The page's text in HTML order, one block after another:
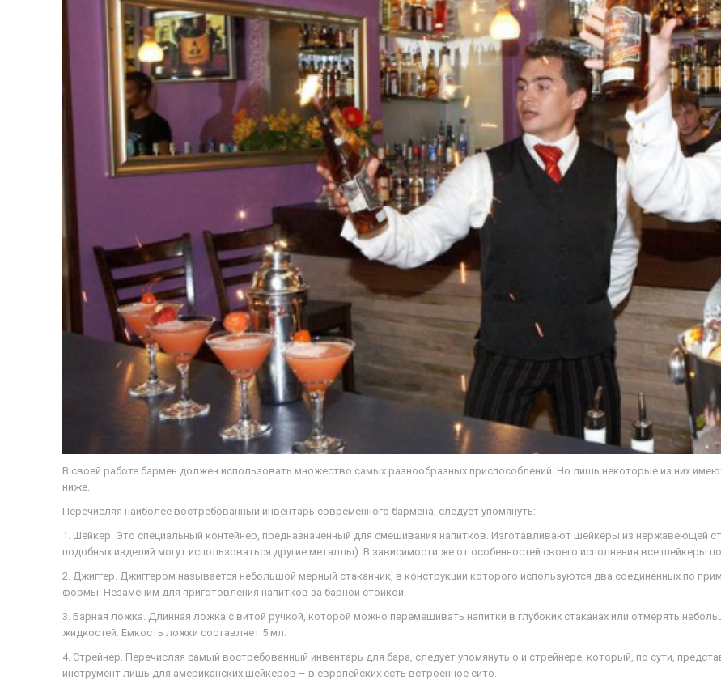
В своей работе бармен должен использовать множество самых разнообразных приспособлений. Но лишь некоторые из них
ниже.
Перечисляя наиболее востребованный инвентарь современного бармена, следует упомянуть:
1. Шейкер. Это специальный контейнер, предназначенный для смешивания напитков. Изготавливают шейкеры из нержавеющей
подобных изделий могут использоваться другие металлы). В зависимости же от особенностей своего исполнения все шейкеры
2. Джиггер. Джиггером называется небольшой мерный стаканчик, в конструкции которого используются два соединенных по
формы. Незаменим для приготовления напитков за барной стойкой.
3. Барная ложка. Длинная ложка с витой ручкой, которой можно перемешивать напитки в глубоких стаканах или отмерять
жидкостей. Емкость ложки составляет 5 мл.
4. Стрейнер. Перечисляя самый востребованный инвентарь для бара, следует упомянуть о и стрейнере, который, по сути,
инструмент лишь для американских шейкеров – в европейских есть встроенное сито.